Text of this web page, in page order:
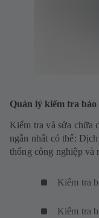
Quản lý kiểm tra
Kiểm tra và sửa chữa
ngắn nhất có thể:
thống công nghiệp và
Kiểm tra
Kiểm tra